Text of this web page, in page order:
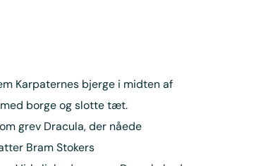
Karpaternes bjerge i midten af
borge og slotte tæt.
grev Dracula, der nåede
Bram Stokers